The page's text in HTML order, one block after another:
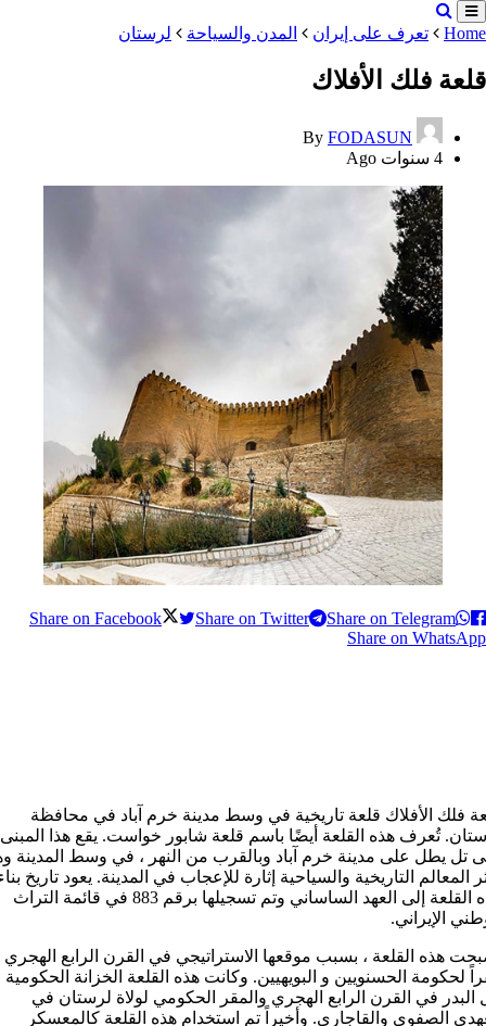
Home تعرف على إيران المدن والسياحة لرستان
قلعة فلك الأفلاك
By FODASUN
4 سنوات Ago
Share on Facebook Share on Twitter
Share on Telegram
Share on WhatsApp
فلك الأفلاك قلعة تاريخية في وسط مدينة خرم آباد في محافظة
تُعرف هذه القلعة أيضًا باسم قلعة شابور خواست. يقع هذا المبنى
تل يطل على مدينة خرم آباد وبالقرب من النهر ، في وسط المدينة
المعالم التاريخية والسياحية إثارة للإعجاب في المدينة. يعود تاريخ
هذه القلعة إلى العهد الساساني وتم تسجيلها برقم 883 في قائمة التراث
الإيراني.
هذه القلعة ، بسبب موقعها الاستراتيجي في القرن الرابع الهجري
لحكومة الحسنویین و البویهیین. وکانت هذه القلعة الخزانة الحكومية
البدر في القرن الرابع الهجري والمقر الحكومي لولاة لرستان في
الصفوي والقاجاري. وأخيراً تم استخدام هذه القلعة کالمعسكر